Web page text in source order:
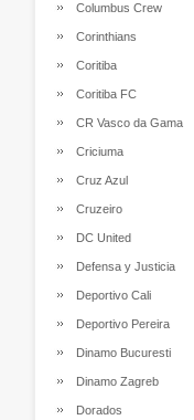
Columbus Crew
Corinthians
Coritiba
Coritiba FC
CR Vasco da Gama
Criciuma
Cruz Azul
Cruzeiro
DC United
Defensa y Justicia
Deportivo Cali
Deportivo Pereira
Dinamo Bucuresti
Dinamo Zagreb
Dorados